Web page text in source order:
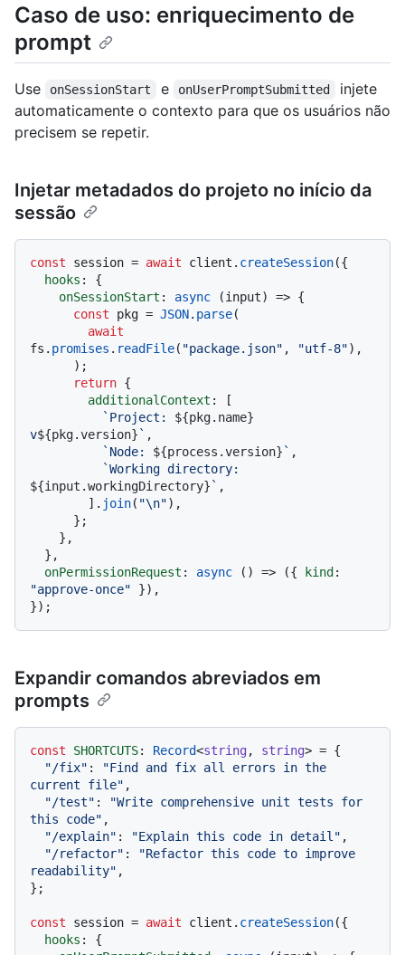
Caso de uso: enriquecimento de
prompt
Use onSessionStart e onUserPromptSubmitted
injete
automaticamente o contexto para que os usuários não
precisem se repetir.
Injetar metadados do projeto no início da
sessão
const session = await client. createSession({
hooks : {
onSessionStart : async (input) => {
const pkg = JSON. parse(
await
fs. promises . readFile( "package.json" , "utf-8"),
return {
additionalContext : [
`Project: ${pkg.name}
v${pkg.version} ` ,
`Node: ${process.version} ` ,
${input.workingDirectory} ` ,
        ].
join( "\n"),
onPermissionRequest : async () => ({ kind
"approve-once" }),
Expandir comandos abreviados em
prompts
const SHORTCUTS: Record<string, string> = {
"/fix" :
"Find and fix all errors in the
current file" ,
"/test" :
"Write comprehensive unit tests for
this code" ,
"/explain" : "Explain this code in detail" ,
"/refactor" :
"Refactor this code to improve
readability" ,
};
const session = await client. createSession({
hooks : {